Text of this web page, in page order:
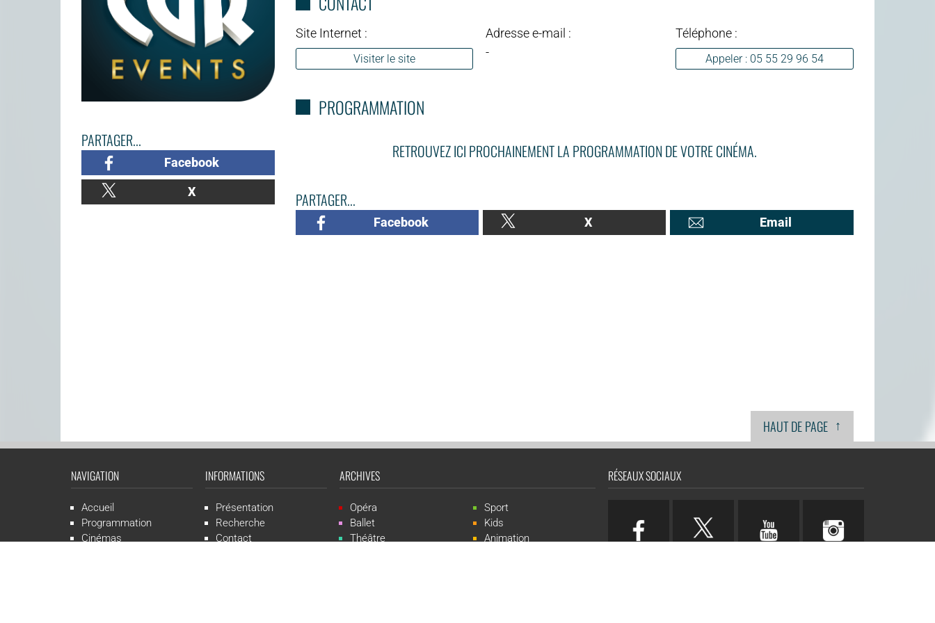
PARTAGER...
Facebook
X
Site Internet :
Visiter le site
Adresse e-mail :
-
Téléphone :
Appeler : 05 55 29 96 54
PROGRAMMATION
RETROUVEZ ICI PROCHAINEMENT LA PROGRAMMATION DE VOTRE CINÉMA.
PARTAGER...
Facebook X Email
HAUT DE PAGE ↑
NAVIGATION
Accueil
Programmation
Cinémas
INFORMATIONS
Présentation
Recherche
Contact
ARCHIVES
Opéra
Ballet
Théâtre
Sport
Kids
Animation
RÉSEAUX SOCIAUX